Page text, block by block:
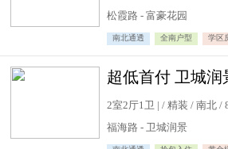
松霞路 - 富豪花园
南北通透 全南户型 学区
2室2厅1卫 | / 精装 / 南北 /
福海路 - 卫城润景